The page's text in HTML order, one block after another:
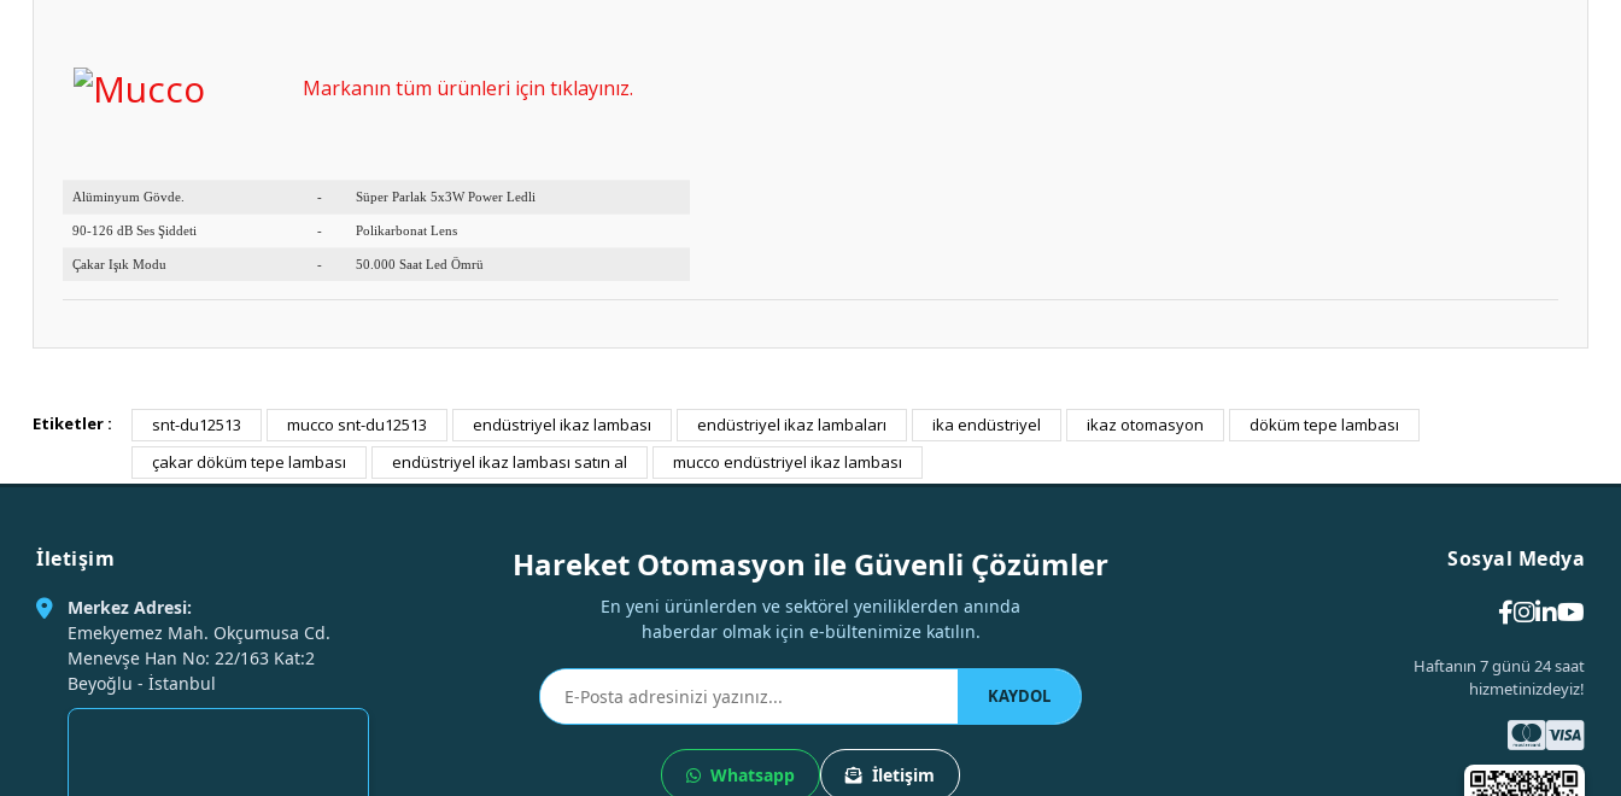
Markanın tüm ürünleri için tıklayınız.
Alüminyum Gövde. - Süper Parlak 5x3W Power Ledli
90-126 dB Ses Şiddeti - Polikarbonat Lens
Çakar Işık Modu - 50.000 Saat Led Ömrü
Bu ürüne ilk yorumu siz yapın!
Etiketler : snt-du12513 mucco snt-du12513 endüstriyel ikaz lambası endüstriyel ikaz lambaları ika endüstriyel ikaz otomasyon
döküm tepe lambası
çakar döküm tepe lambası
endüstriyel ikaz lambası satın al mucco endüstriyel ikaz lambası
İletişim
Merkez Adresi:
Emekyemez Mah. Okçumusa Cd.
Menevşe Han No: 22/163 Kat:2
Beyoğlu - İstanbul
Hareket Otomasyon ile Güvenli Çözümler
En yeni ürünlerden ve sektörel yeniliklerden anında
haberdar olmak için e-bültenimize katılın.
KAYDOL
Whatsapp İletişim
Sosyal Medya
Haftanın 7 günü 24 saat
hizmetinizdeyiz!